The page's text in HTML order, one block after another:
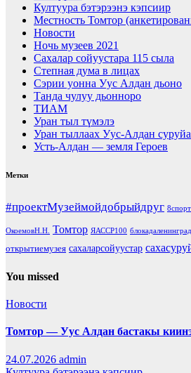
Култуура бэтэрээнэ кэпсиир
Местность Томтор
Новости
Ночь музеев 2021
Сахалар сойуустара 115 сыла
Степная дума в лицах
Сэрии уонна Уус Алдан дьоно
Танда чулуу дьонноро
ТИАМ
Уран тыл түмэлэ
Уран тыллаах Уус-Алдан
Усть-Алдан — земля Героев
Метки
#проектМузеймойдобрыйдруг
ОкоемовН.Н. Томтор ЯАССР100
открытиемузея сахаларсойуустар
You missed
Новости
Томтор — Уус Алдан бастакы
24.07.2026 admin